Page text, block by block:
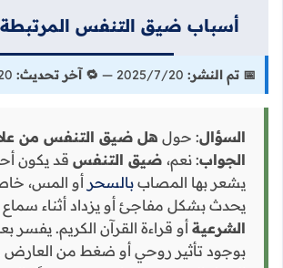
أسباب ضيق التنفس المرتبطة
📅 تم النشر: 🔁 آخر تحديث:
السؤال: حول هل ضيق التنفس من
الجواب: نعم، ضيق التنفس قد يكون
يشعر بها المصاب بالسحر أو المس،
يحدث بشكل مفاجئ أو يزداد أثناء سماع
الشرعية أو قراءة القرآن الكريم. يفسر
بوجود تأثير روحي أو ضغط من العارض